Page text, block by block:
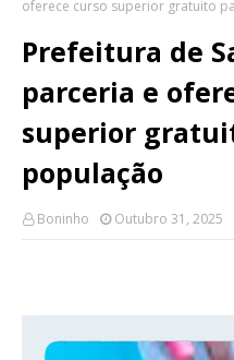
oferece curso superior gratuito
Prefeitura de
parceria e
superior
população
Boninho Outubro 31, 2025